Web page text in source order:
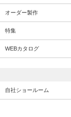
オーダー製作
特集
WEBカタログ
自社ショールーム